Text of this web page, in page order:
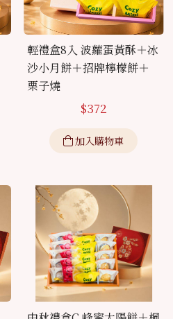
輕禮盒8入 波蘿蛋黃酥＋冰
沙小月餅＋招牌檸檬餅＋
栗子燒
$372
加入購物車